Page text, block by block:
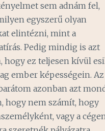
sem adnám fel,
egyszerű olyan
elintézni, mint a
Pedig mindig is azt
hogy ez teljesen kívül
ember képességein. Az
azonban azt
hogy nem számít, hogy
vagy a